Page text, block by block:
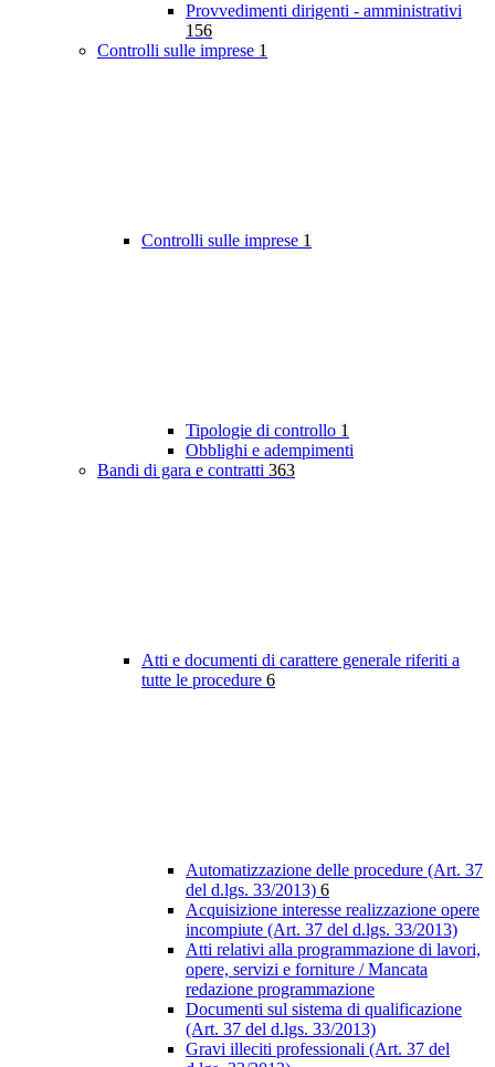
Provvedimenti dirigenti - amministrativi
156
Controlli sulle imprese 1
Controlli sulle imprese 1
Tipologie di controllo 1
Obblighi e adempimenti
Bandi di gara e contratti 363
Atti e documenti di carattere generale riferiti a
tutte le procedure 6
Automatizzazione delle procedure (Art. 37
del d.lgs. 33/2013) 6
Acquisizione interesse realizzazione opere
incompiute (Art. 37 del d.lgs. 33/2013)
Atti relativi alla programmazione di lavori,
opere, servizi e forniture / Mancata
redazione programmazione
Documenti sul sistema di qualificazione
(Art. 37 del d.lgs. 33/2013)
Gravi illeciti professionali (Art. 37 del